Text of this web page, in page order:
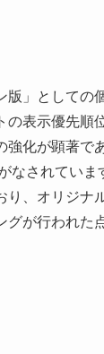
」としての
表示優先順
化が顕著で
なされてい
、オリジナ
が行われた